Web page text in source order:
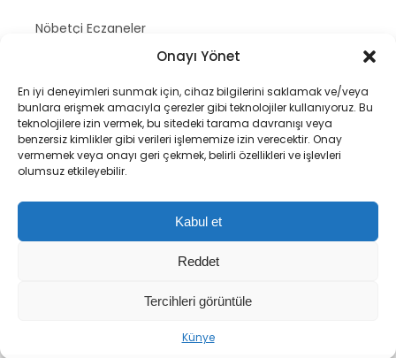
Onayı Yönet
En iyi deneyimleri sunmak için, cihaz bilgilerini saklamak ve/veya
bunlara erişmek amacıyla çerezler gibi teknolojiler kullanıyoruz. Bu
teknolojilere izin vermek, bu sitedeki tarama davranışı veya
benzersiz kimlikler gibi verileri işlememize izin verecektir. Onay
vermemek veya onayı geri çekmek, belirli özellikleri ve işlevleri
olumsuz etkileyebilir.
Kabul et
Reddet
Tercihleri görüntüle
Künye
Nöbetçi Eczaneler
HAKKIMIZDA
Siyaset.net Ana Sayfa
Yazarlar
İletişim